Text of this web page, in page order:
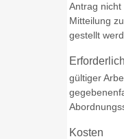
Antrag nicht
Mitteilung
gestellt
gültiger
Kosten